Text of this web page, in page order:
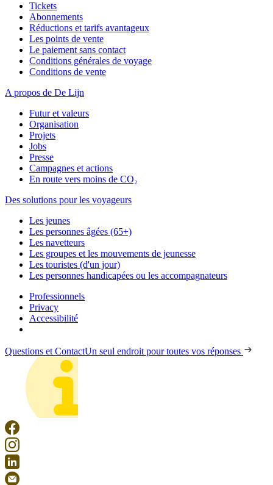
Tickets
Abonnements
Réductions et tarifs avantageux
Les points de vente
Le paiement sans contact
Conditions générales de voyage
Conditions de vente
A propos de De Lijn
Futur et valeurs
Organisation
Projets
Jobs
Presse
Campagnes et actions
En route vers moins de CO₂
Des solutions pour les voyageurs
Les jeunes
Les personnes âgées (65+)
Les navetteurs
Les groupes et les mouvements de jeunesse
Les touristes (d'un jour)
Les personnes handicapées ou les accompagnateurs
Professionnels
Privacy
Accessibilité
Questions et ContactUn seul endroit pour toutes vos réponses